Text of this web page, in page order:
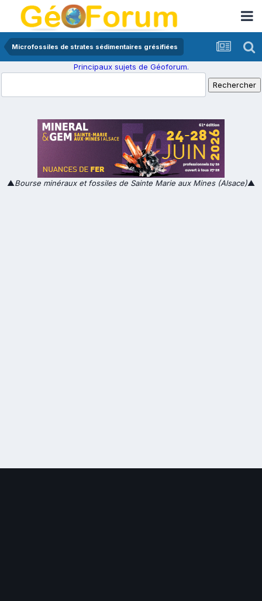
Microfossiles de strates sédimentaires grésifiées
Principaux sujets de Géoforum.
▲Bourse minéraux et fossiles de Sainte Marie aux Mines (Alsace)▲